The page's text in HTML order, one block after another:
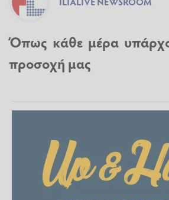
Όπως κάθε μέρα
προσοχή μας